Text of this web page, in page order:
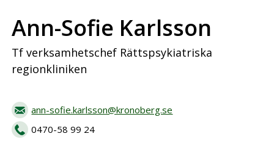
Ann-Sofie Karlsson
Tf verksamhetschef Rättspsykiatriska
regionkliniken
ann-sofie.karlsson@kronoberg.se
0470-58 99 24